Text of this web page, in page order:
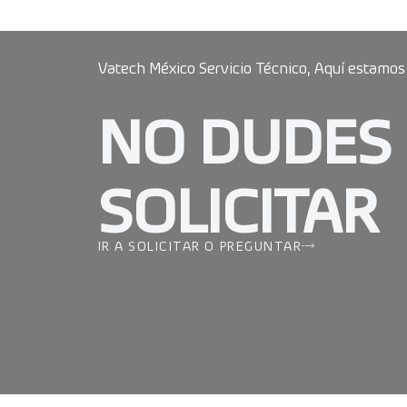
Vatech México Servicio Técnico, Aquí estamos
NO DUDES
SOLICITAR
IR A SOLICITAR O PREGUNTAR